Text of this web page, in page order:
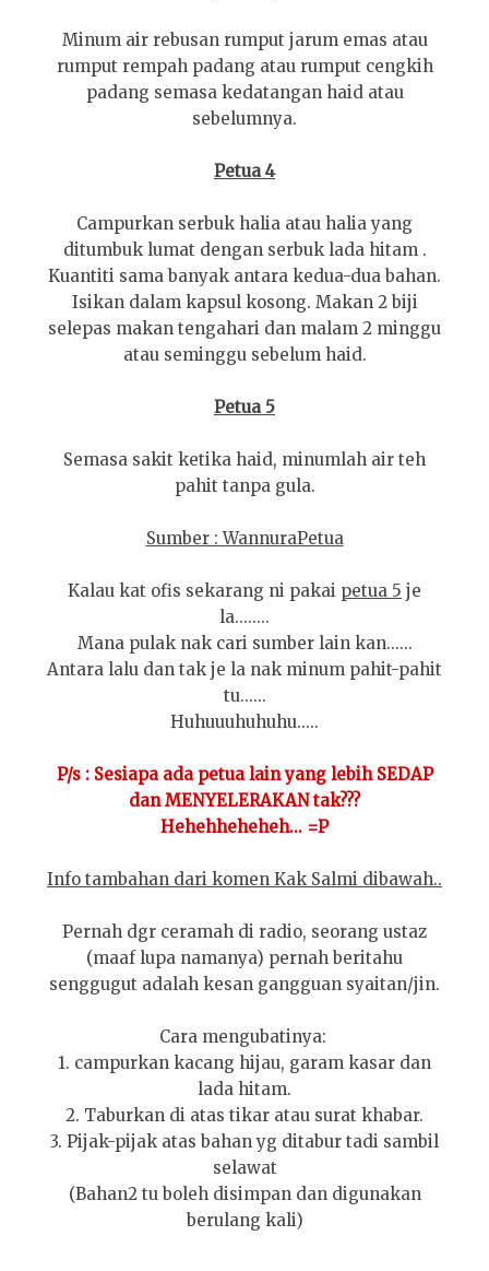
Minum air rebusan rumput jarum emas atau
rumput rempah padang atau rumput cengkih
padang semasa kedatangan haid atau
sebelumnya.
Petua 4
Campurkan serbuk halia atau halia yang
ditumbuk lumat dengan serbuk lada hitam .
Kuantiti sama banyak antara kedua-dua bahan.
Isikan dalam kapsul kosong. Makan 2 biji
selepas makan tengahari dan malam 2 minggu
atau seminggu sebelum haid.
Petua 5
Semasa sakit ketika haid, minumlah air teh
pahit tanpa gula.
Sumber : WannuraPetua
Kalau kat ofis sekarang ni pakai petua 5 je
la........
Mana pulak nak cari sumber lain kan......
Antara lalu dan tak je la nak minum pahit-pahit
tu......
Huhuuuhuhuhu.....
P/s : Sesiapa ada petua lain yang lebih SEDAP
dan MENYELERAKAN tak???
Hehehheheheh... =P
Info tambahan dari komen Kak Salmi dibawah..
Pernah dgr ceramah di radio, seorang ustaz
(maaf lupa namanya) pernah beritahu
senggugut adalah kesan gangguan syaitan/jin.
Cara mengubatinya:
1. campurkan kacang hijau, garam kasar dan
lada hitam.
2. Taburkan di atas tikar atau surat khabar.
3. Pijak-pijak atas bahan yg ditabur tadi sambil
selawat
(Bahan2 tu boleh disimpan dan digunakan
berulang kali)